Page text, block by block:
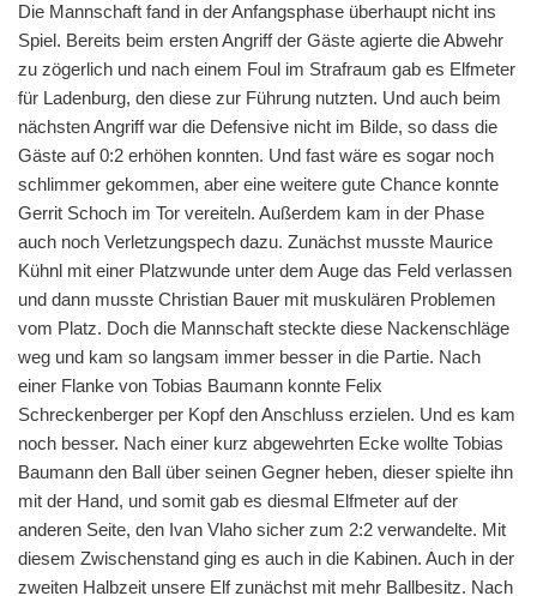
Die Mannschaft fand in der Anfangsphase überhaupt nicht ins
Spiel. Bereits beim ersten Angriff der Gäste agierte die Abwehr
zu zögerlich und nach einem Foul im Strafraum gab es Elfmeter
für Ladenburg, den diese zur Führung nutzten. Und auch beim
nächsten Angriff war die Defensive nicht im Bilde, so dass die
Gäste auf 0:2 erhöhen konnten. Und fast wäre es sogar noch
schlimmer gekommen, aber eine weitere gute Chance konnte
Gerrit Schoch im Tor vereiteln. Außerdem kam in der Phase
auch noch Verletzungspech dazu. Zunächst musste Maurice
Kühnl mit einer Platzwunde unter dem Auge das Feld verlassen
und dann musste Christian Bauer mit muskulären Problemen
vom Platz. Doch die Mannschaft steckte diese Nackenschläge
weg und kam so langsam immer besser in die Partie. Nach
einer Flanke von Tobias Baumann konnte Felix
Schreckenberger per Kopf den Anschluss erzielen. Und es kam
noch besser. Nach einer kurz abgewehrten Ecke wollte Tobias
Baumann den Ball über seinen Gegner heben, dieser spielte ihn
mit der Hand, und somit gab es diesmal Elfmeter auf der
anderen Seite, den Ivan Vlaho sicher zum 2:2 verwandelte. Mit
diesem Zwischenstand ging es auch in die Kabinen. Auch in der
zweiten Halbzeit unsere Elf zunächst mit mehr Ballbesitz. Nach